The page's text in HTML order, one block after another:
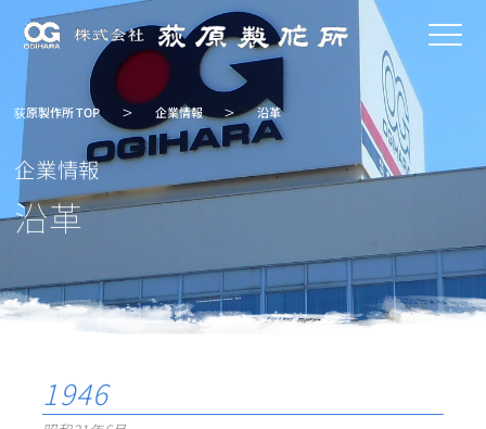
沿革
企業情報
荻原製作所 TOP 企業情報 沿革
1946